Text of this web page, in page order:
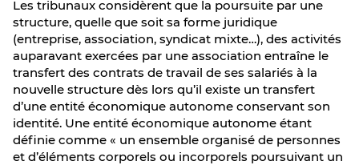
Les tribunaux considèrent que la poursuite par une
structure, quelle que soit sa forme juridique
(entreprise, association, syndicat mixte…), des activités
auparavant exercées par une association entraîne le
transfert des contrats de travail de ses salariés à la
nouvelle structure dès lors qu’il existe un transfert
d’une entité économique autonome conservant son
identité. Une entité économique autonome étant
définie comme « un ensemble organisé de personnes
et d’éléments corporels ou incorporels poursuivant un